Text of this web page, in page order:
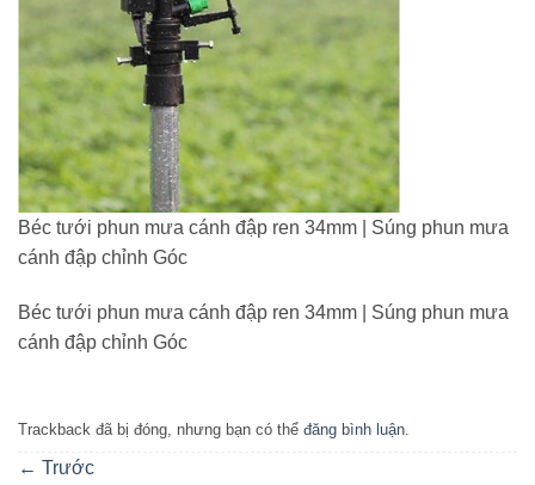
Béc tưới phun mưa cánh đập ren 34mm | Súng phun mưa
cánh đập chỉnh Góc
Béc tưới phun mưa cánh đập ren 34mm | Súng phun mưa
cánh đập chỉnh Góc
Trackback đã bị đóng, nhưng bạn có thể đăng bình luận.
← Trước